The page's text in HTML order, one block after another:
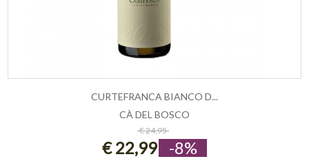
ESAURITO
CURTEFRANCA BIANCO D...
CÀ DEL BOSCO
€ 24,95
€ 22,99 -8%